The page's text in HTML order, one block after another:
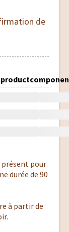
de
présent pour
durée de 90
à partir de